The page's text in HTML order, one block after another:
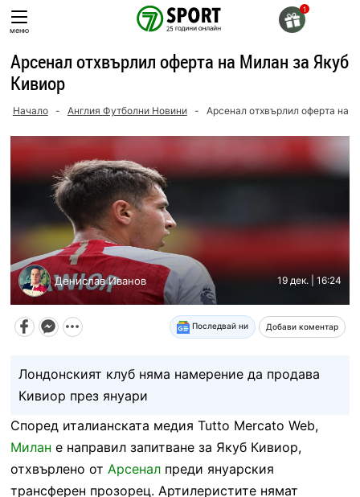
Skip
toменю
Арсенал отхвърлил оферта на Милан за Якуб
Кивиор
Начало - Англия Футболни Новини - Арсенал отхвърлил оферта на
Денислав Иванов 19 дек. | 16:24
Последвай ни Добави коментар
Лондонският клуб няма намерение да продава
Кивиор през януари
Според италианската медия Tutto Mercato Web,
Милан е направил запитване за Якуб Кивиор,
отхвърлено от Арсеналпреди януарския
трансферен прозорец. Артилеристите нямат